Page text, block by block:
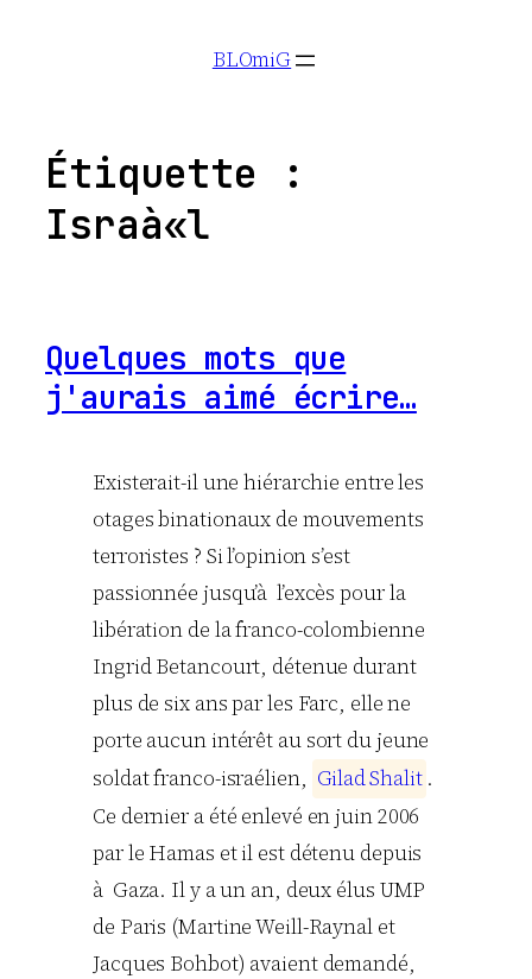
BLOmiG
Étiquette :
Israà«l
Quelques mots que
j'aurais aimé écrire…
Existerait-il une hiérarchie entre les
otages binationaux de mouvements
terroristes ? Si l’opinion s’est
passionnée jusqu’à l’excès pour la
libération de la franco-colombienne
Ingrid Betancourt, détenue durant
plus de six ans par les Farc, elle ne
porte aucun intérêt au sort du jeune
soldat franco-israélien, GiladShalit .
Ce dernier a été enlevé en juin 2006
par le Hamas et il est détenu depuis
à Gaza. Il y a un an, deux élus UMP
de Paris (Martine Weill-Raynal et
Jacques Bohbot) avaient demandé,